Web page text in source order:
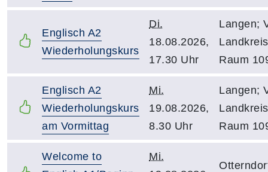
Englisch A2
Wiederholungskurs
Di.
18.08.2026,
17.30 Uhr
Langen;
Raum
Englisch A2
Wiederholungskurs
am Vormittag
Mi.
19.08.2026,
8.30 Uhr
Langen;
Raum
Welcome to
Mi.